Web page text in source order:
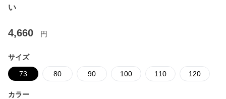
い
4,660 円
サイズ
73 80 90 100 110 120
カラー